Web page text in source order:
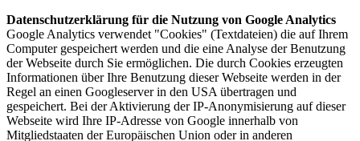
Datenschutzerklärung für die Nutzung von Google Analytics
Google Analytics verwendet "Cookies" (Textdateien) die auf Ihrem
Computer gespeichert werden und die eine Analyse der Benutzung
der Webseite durch Sie ermöglichen. Die durch Cookies erzeugten
Informationen über Ihre Benutzung dieser Webseite werden in der
Regel an einen Googleserver in den USA übertragen und
gespeichert. Bei der Aktivierung der IP-Anonymisierung auf dieser
Webseite wird Ihre IP-Adresse von Google innerhalb von
Mitgliedstaaten der Europäischen Union oder in anderen